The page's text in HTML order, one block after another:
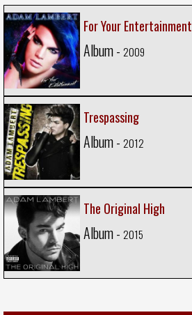
For Your Entertainment
Album - 2009
Trespassing
Album - 2012
The Original High
Album - 2015